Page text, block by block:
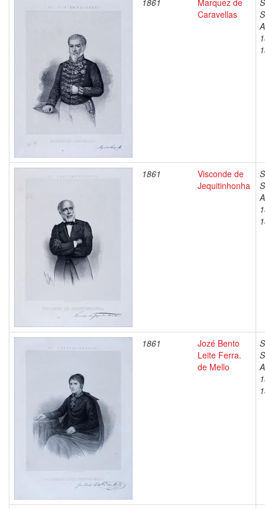
1861
Marquez de
Caravellas
1861
Visconde de
Jequitinhonha
1861
Jozé Bento
Leite Ferra.
de Mello